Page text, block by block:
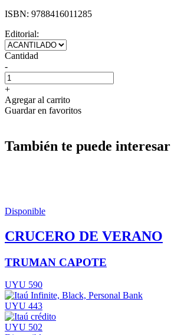
ISBN: 9788416011285
Editorial:
Cantidad
-
+
Agregar al carrito
Guardar en favoritos
También te puede interesar
Disponible
CRUCERO DE VERANO
TRUMAN CAPOTE
UYU 590
UYU 443
UYU 502